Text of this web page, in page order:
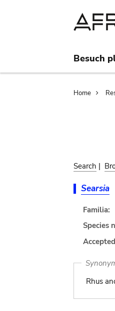
Besuch
Home
Search |
Searsia
Familia:
Species
Rhus